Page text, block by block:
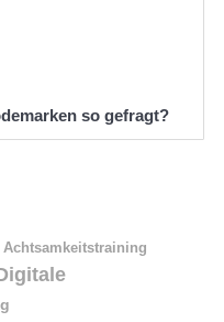
so gefragt?
Achtsamkeitstraining